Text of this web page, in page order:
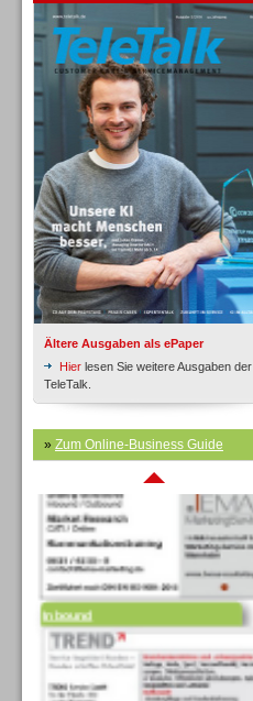
Ältere Ausgaben als ePaper
Hier lesen Sie weitere Ausgaben der
TeleTalk.
» Zum Online-Business Guide
Inbound
Inbound
Inbound